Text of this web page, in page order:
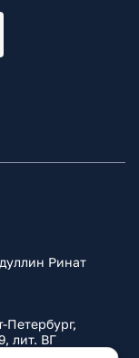
Ринат
Петербург,
лит. ВГ